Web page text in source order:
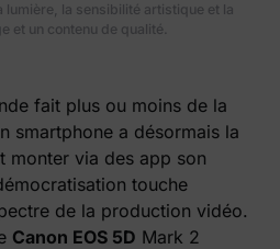
lumière, la sensibilité artistique et la
et un contenu de qualité.
fait plus ou moins de la
smartphone a désormais la
monter via des app son
touche
de la production vidéo.
Canon EOS 5D Mark 2